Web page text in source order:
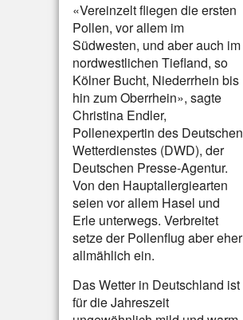
«Vereinzelt fliegen die ersten
Pollen, vor allem im
Südwesten, und aber auch im
nordwestlichen Tiefland, so
Kölner Bucht, Niederrhein bis
hin zum Oberrhein», sagte
Christina Endler,
Pollenexpertin des Deutschen
Wetterdienstes (DWD), der
Deutschen Presse-Agentur.
Von den Hauptallergiearten
seien vor allem Hasel und
Erle unterwegs. Verbreitet
setze der Pollenflug aber eher
allmählich ein.
Das Wetter in Deutschland ist
für die Jahreszeit